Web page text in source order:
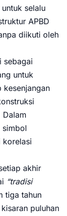
selalu
APBD
diikuti oleh
sebagai
untuk
kesenjangan
simbol
korelasi
akhir
“tradisi
tiga tahun
puluhan